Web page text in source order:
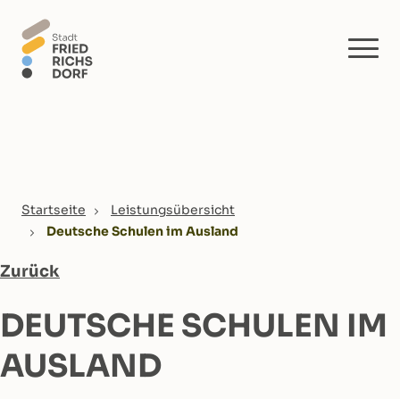
You are here:
Startseite
Leistungsübersicht
Deutsche Schulen im Ausland
Zurück
DEUTSCHE SCHULEN IM
AUSLAND